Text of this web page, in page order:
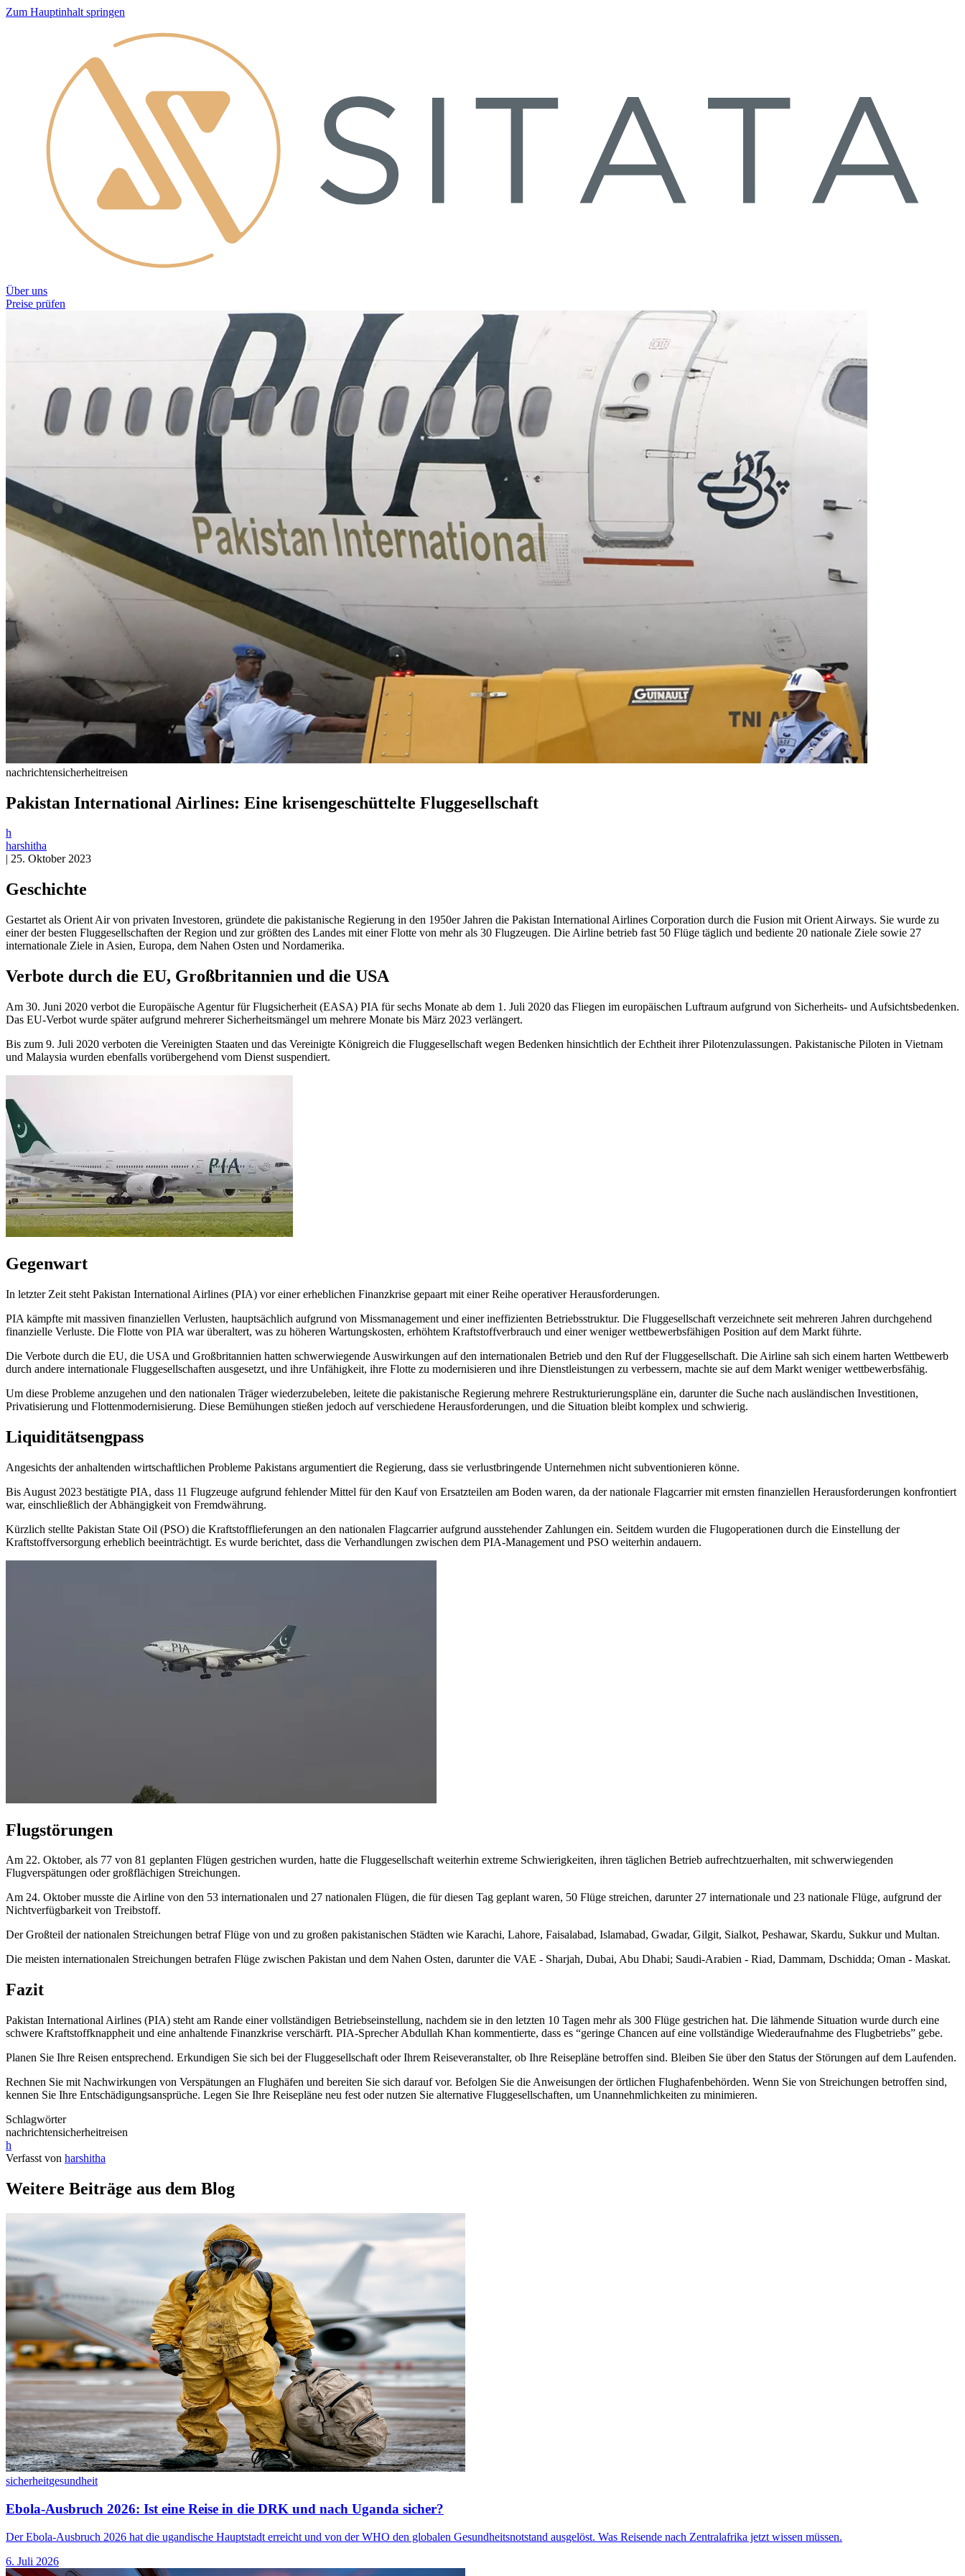
Zum Hauptinhalt springen
Über uns
Preise prüfen
nachrichtensicherheitreisen
Pakistan International Airlines: Eine krisengeschüttelte Fluggesellschaft
h
harshitha
| 25. Oktober 2023
Geschichte
Gestartet als Orient Air von privaten Investoren, gründete die pakistanische Regierung in den 1950er Jahren die Pakistan International Airlines Corporation durch die Fusion mit Orient Airways. Sie wurde zu
einer der besten Fluggesellschaften der Region und zur größten des Landes mit einer Flotte von mehr als 30 Flugzeugen. Die Airline betrieb fast 50 Flüge täglich und bediente 20 nationale Ziele sowie 27
internationale Ziele in Asien, Europa, dem Nahen Osten und Nordamerika.
Verbote durch die EU, Großbritannien und die USA
Am 30. Juni 2020 verbot die Europäische Agentur für Flugsicherheit (EASA) PIA für sechs Monate ab dem 1. Juli 2020 das Fliegen im europäischen Luftraum aufgrund von Sicherheits- und Aufsichtsbedenken.
Das EU-Verbot wurde später aufgrund mehrerer Sicherheitsmängel um mehrere Monate bis März 2023 verlängert.
Bis zum 9. Juli 2020 verboten die Vereinigten Staaten und das Vereinigte Königreich die Fluggesellschaft wegen Bedenken hinsichtlich der Echtheit ihrer Pilotenzulassungen. Pakistanische Piloten in Vietnam
und Malaysia wurden ebenfalls vorübergehend vom Dienst suspendiert.
Gegenwart
In letzter Zeit steht Pakistan International Airlines (PIA) vor einer erheblichen Finanzkrise gepaart mit einer Reihe operativer Herausforderungen.
PIA kämpfte mit massiven finanziellen Verlusten, hauptsächlich aufgrund von Missmanagement und einer ineffizienten Betriebsstruktur. Die Fluggesellschaft verzeichnete seit mehreren Jahren durchgehend
finanzielle Verluste. Die Flotte von PIA war überaltert, was zu höheren Wartungskosten, erhöhtem Kraftstoffverbrauch und einer weniger wettbewerbsfähigen Position auf dem Markt führte.
Die Verbote durch die EU, die USA und Großbritannien hatten schwerwiegende Auswirkungen auf den internationalen Betrieb und den Ruf der Fluggesellschaft. Die Airline sah sich einem harten Wettbewerb
durch andere internationale Fluggesellschaften ausgesetzt, und ihre Unfähigkeit, ihre Flotte zu modernisieren und ihre Dienstleistungen zu verbessern, machte sie auf dem Markt weniger wettbewerbsfähig.
Um diese Probleme anzugehen und den nationalen Träger wiederzubeleben, leitete die pakistanische Regierung mehrere Restrukturierungspläne ein, darunter die Suche nach ausländischen Investitionen,
Privatisierung und Flottenmodernisierung. Diese Bemühungen stießen jedoch auf verschiedene Herausforderungen, und die Situation bleibt komplex und schwierig.
Liquiditätsengpass
Angesichts der anhaltenden wirtschaftlichen Probleme Pakistans argumentiert die Regierung, dass sie verlustbringende Unternehmen nicht subventionieren könne.
Bis August 2023 bestätigte PIA, dass 11 Flugzeuge aufgrund fehlender Mittel für den Kauf von Ersatzteilen am Boden waren, da der nationale Flagcarrier mit ernsten finanziellen Herausforderungen konfrontiert
war, einschließlich der Abhängigkeit von Fremdwährung.
Kürzlich stellte Pakistan State Oil (PSO) die Kraftstofflieferungen an den nationalen Flagcarrier aufgrund ausstehender Zahlungen ein. Seitdem wurden die Flugoperationen durch die Einstellung der
Kraftstoffversorgung erheblich beeinträchtigt. Es wurde berichtet, dass die Verhandlungen zwischen dem PIA-Management und PSO weiterhin andauern.
Flugstörungen
Am 22. Oktober, als 77 von 81 geplanten Flügen gestrichen wurden, hatte die Fluggesellschaft weiterhin extreme Schwierigkeiten, ihren täglichen Betrieb aufrechtzuerhalten, mit schwerwiegenden
Flugverspätungen oder großflächigen Streichungen.
Am 24. Oktober musste die Airline von den 53 internationalen und 27 nationalen Flügen, die für diesen Tag geplant waren, 50 Flüge streichen, darunter 27 internationale und 23 nationale Flüge, aufgrund der
Nichtverfügbarkeit von Treibstoff.
Der Großteil der nationalen Streichungen betraf Flüge von und zu großen pakistanischen Städten wie Karachi, Lahore, Faisalabad, Islamabad, Gwadar, Gilgit, Sialkot, Peshawar, Skardu, Sukkur und Multan.
Die meisten internationalen Streichungen betrafen Flüge zwischen Pakistan und dem Nahen Osten, darunter die VAE - Sharjah, Dubai, Abu Dhabi; Saudi-Arabien - Riad, Dammam, Dschidda; Oman - Maskat.
Fazit
Pakistan International Airlines (PIA) steht am Rande einer vollständigen Betriebseinstellung, nachdem sie in den letzten 10 Tagen mehr als 300 Flüge gestrichen hat. Die lähmende Situation wurde durch eine
schwere Kraftstoffknappheit und eine anhaltende Finanzkrise verschärft. PIA-Sprecher Abdullah Khan kommentierte, dass es “geringe Chancen auf eine vollständige Wiederaufnahme des Flugbetriebs” gebe.
Planen Sie Ihre Reisen entsprechend. Erkundigen Sie sich bei der Fluggesellschaft oder Ihrem Reiseveranstalter, ob Ihre Reisepläne betroffen sind. Bleiben Sie über den Status der Störungen auf dem Laufenden.
Rechnen Sie mit Nachwirkungen von Verspätungen an Flughäfen und bereiten Sie sich darauf vor. Befolgen Sie die Anweisungen der örtlichen Flughafenbehörden. Wenn Sie von Streichungen betroffen sind,
kennen Sie Ihre Entschädigungsansprüche. Legen Sie Ihre Reisepläne neu fest oder nutzen Sie alternative Fluggesellschaften, um Unannehmlichkeiten zu minimieren.
Schlagwörter
nachrichtensicherheitreisen
h
Verfasst von harshitha
Weitere Beiträge aus dem Blog
sicherheitgesundheit
Ebola-Ausbruch 2026: Ist eine Reise in die DRK und nach Uganda sicher?
Der Ebola-Ausbruch 2026 hat die ugandische Hauptstadt erreicht und von der WHO den globalen Gesundheitsnotstand ausgelöst. Was Reisende nach Zentralafrika jetzt wissen müssen.
6. Juli 2026